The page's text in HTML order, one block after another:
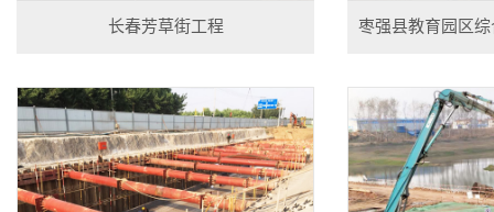
长春芳草街工程